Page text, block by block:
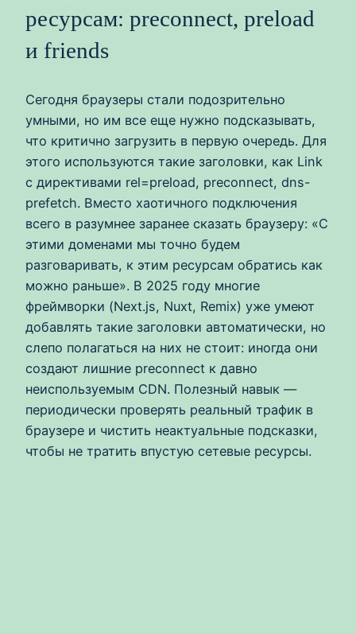
ресурсам: preconnect, preload
и friends
Сегодня браузеры стали подозрительно
умными, но им все еще нужно подсказывать,
что критично загрузить в первую очередь. Для
этого используются такие заголовки, как Link
с директивами rel=preload, preconnect, dns-
prefetch. Вместо хаотичного подключения
всего в разумнее заранее сказать браузеру: «С
этими доменами мы точно будем
разговаривать, к этим ресурсам обратись как
можно раньше». В 2025 году многие
фреймворки (Next.js, Nuxt, Remix) уже умеют
добавлять такие заголовки автоматически, но
слепо полагаться на них не стоит: иногда они
создают лишние preconnect к давно
неиспользуемым CDN. Полезный навык —
периодически проверять реальный трафик в
браузере и чистить неактуальные подсказки,
чтобы не тратить впустую сетевые ресурсы.